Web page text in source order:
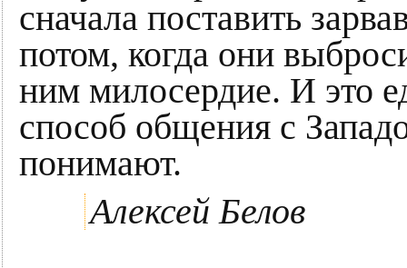
сначала поставить
потом, когда они
ним милосердие. И это
способ общения с
понимают.
Алексей Белов